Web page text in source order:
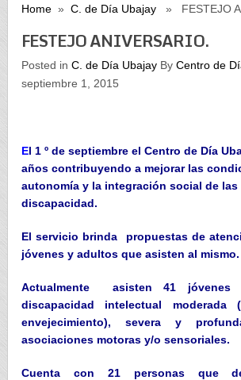
Home »C. de Día Ubajay » FESTEJO
FESTEJO ANIVERSARIO.
Posted inC. de Día Ubajay ByCentro de
septiembre 1, 2015
El 1 º de septiembre el Centro de Día
añoscontribuyendo a mejorar las
autonomía y la integración social de las
discapacidad.
El servicio brinda propuestas de
jóvenes y adultos que asisten al mismo.
Actualmente asisten 41
discapacidad intelectual moderada
envejecimiento), severa y
asociaciones motoras y/o sensoriales.
Cuenta con 21 personas que